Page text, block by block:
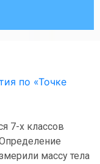
по «Точке
7-х классов
массу тела